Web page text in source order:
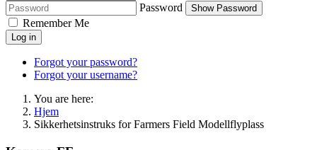
Password
Show Password
Remember Me
Log in
Forgot your password?
Forgot your username?
You are here:
Hjem
Sikkerhetsinstruks for Farmers Field Modellflyplass